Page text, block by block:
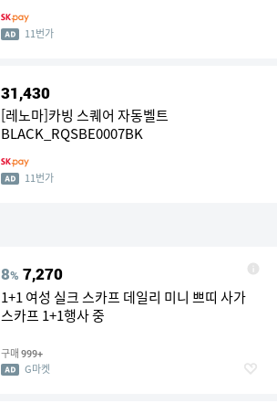
11번가
31,430
[레노마]카빙 스퀘어 자동벨트
BLACK_RQSBE0007BK
11번가
8% 7,270
1+1 여성 실크 스카프 데일리 미니 쁘띠 사가
스카프 1+1행사 중
구매 999+
G마켓